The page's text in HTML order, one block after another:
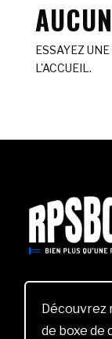
ESSAYEZ
L'ACCUEIL.
Découvrez
de boxe de